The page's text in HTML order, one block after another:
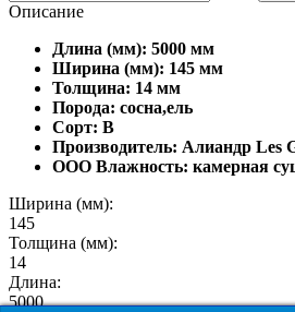
Описание
Длина (мм): 5000 мм
Ширина (мм): 145 мм
Толщина: 14 мм
Порода: сосна,ель
Сорт: В
Производитель: Алиандр Les
ООО Влажность: камерная
Ширина (мм):
145
Толщина (мм):
14
Длина:
5000